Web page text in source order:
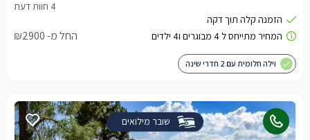
החל מ- ₪2900
וילה חלומית עם 2 חדרי שינה
שובר מילואים